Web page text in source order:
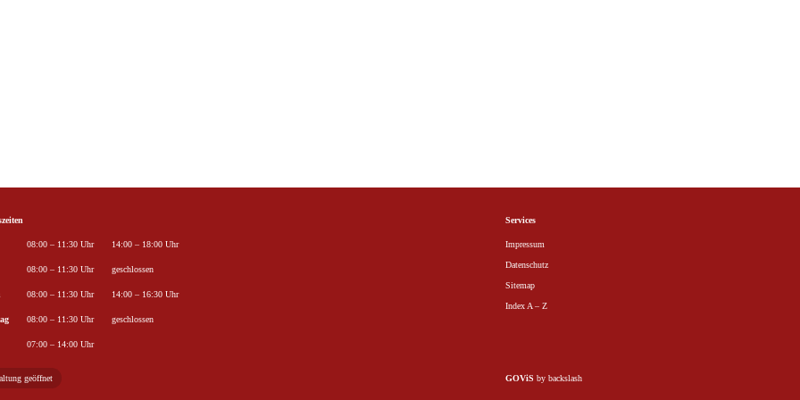
Öffnungszeiten Vormittag Öffnungszeiten Nachmittag
08:00 – 11:30 Uhr 14:00 – 18:00 Uhr
08:00 – 11:30 Uhr geschlossen
08:00 – 11:30 Uhr 14:00 – 16:30 Uhr
08:00 – 11:30 Uhr geschlossen
07:00 – 14:00 Uhr
geöffnet
Services
Impressum
Datenschutz
Sitemap
Index A – Z
GOViS by backslash